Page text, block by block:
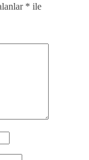
* ile